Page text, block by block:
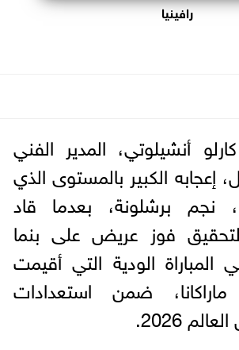
رافينيا
أنشيلوتي، المدير الفني
إعجابه الكبير بالمستوى الذي
نجم برشلونة، بعدما قاد
فوز عريض على بنما
6-2 في المباراة الودية التي أقيمت
ضمن استعدادات
2026.